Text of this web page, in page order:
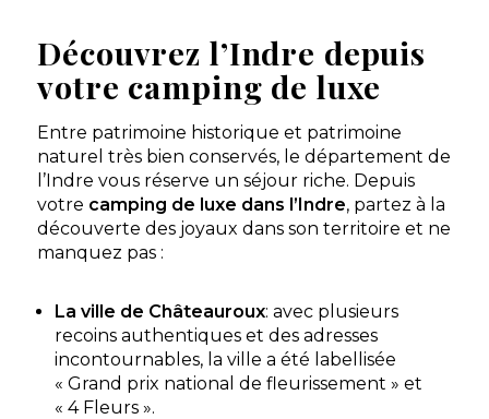
Découvrez l’Indre depuis
votre camping de luxe
Entre patrimoine historique et patrimoine
naturel très bien conservés, le département de
l’Indre vous réserve un séjour riche. Depuis
votre camping de luxe dans l’Indre, partez à la
découverte des joyaux dans son territoire et ne
manquez pas :
La ville de Châteauroux: avec plusieurs
recoins authentiques et des adresses
incontournables, la ville a été labellisée
« Grand prix national de fleurissement » et
« 4 Fleurs ».